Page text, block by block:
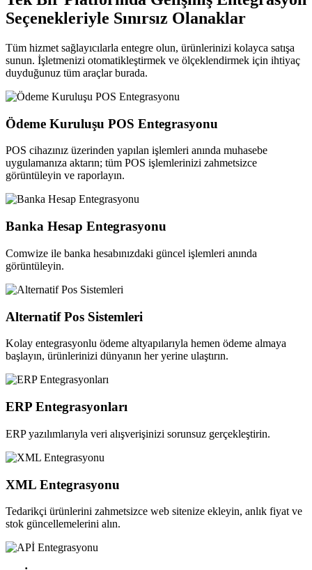
Seçenekleriyle Sınırsız Olanaklar
Tüm hizmet sağlayıcılarla entegre olun, ürünlerinizi kolayca satışa
sunun. İşletmenizi otomatikleştirmek ve ölçeklendirmek için ihtiyaç
duyduğunuz tüm araçlar burada.
Ödeme Kuruluşu POS Entegrasyonu
POS cihazınız üzerinden yapılan işlemleri anında muhasebe
uygulamanıza aktarın; tüm POS işlemlerinizi zahmetsizce
görüntüleyin ve raporlayın.
Banka Hesap Entegrasyonu
Comwize ile banka hesabınızdaki güncel işlemleri anında
görüntüleyin.
Alternatif Pos Sistemleri
Kolay entegrasyonlu ödeme altyapılarıyla hemen ödeme almaya
başlayın, ürünlerinizi dünyanın her yerine ulaştırın.
ERP Entegrasyonları
ERP yazılımlarıyla veri alışverişinizi sorunsuz gerçekleştirin.
XML Entegrasyonu
Tedarikçi ürünlerini zahmetsizce web sitenize ekleyin, anlık fiyat ve
stok güncellemelerini alın.